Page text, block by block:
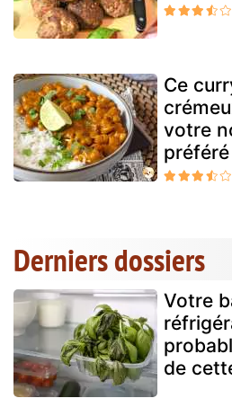
Ce
votre
préféré
Derniers dossiers
Votre
de